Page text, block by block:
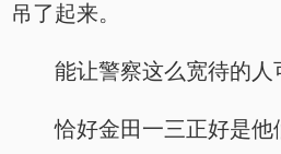
吊了起来。
能让警察这么宽待的人
恰好金田一三正好是他